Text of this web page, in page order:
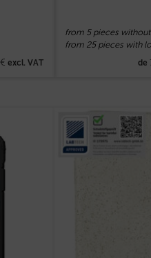
€ excl. VAT
from 5 pieces
from 25 pieces with
de